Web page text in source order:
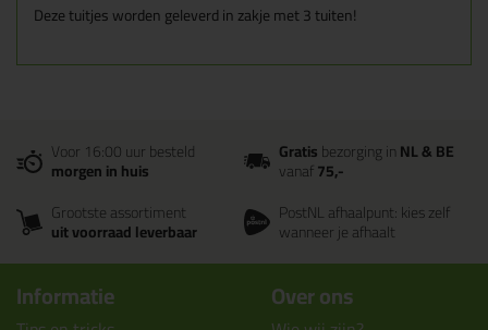
Deze tuitjes worden geleverd in zakje met 3 tuiten!
Voor 16:00 uur besteld
morgen in huis
Gratisbezorging inNL & BE
vanaf75,-
Grootste assortiment
uit voorraad leverbaar
PostNL afhaalpunt: kies zelf
wanneer je afhaalt
Informatie Over ons